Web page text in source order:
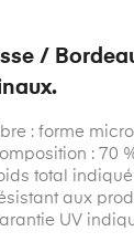
/
: forme
: 70
total
aux
UV